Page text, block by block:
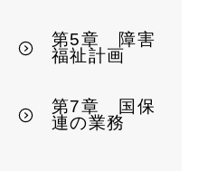
第5章 障害
福祉計画
第7章 国保
連の業務